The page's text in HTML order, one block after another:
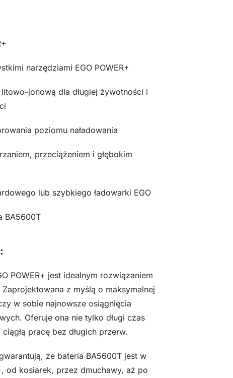
narzędziami EGO POWER+
jonową dla długiej żywotności i
poziomu naładowania
przeciążeniem i głębokim
lub szybkiego ładowarki EGO
BA5600T
POWER+ jest idealnym rozwiązaniem
z myślą o maksymalnej
w sobie najnowsze osiągnięcia
Oferuje ona nie tylko długi czas
pracę bez długich przerw.
że bateria BA5600T jest w
od kosiarek, przez dmuchawy, aż po